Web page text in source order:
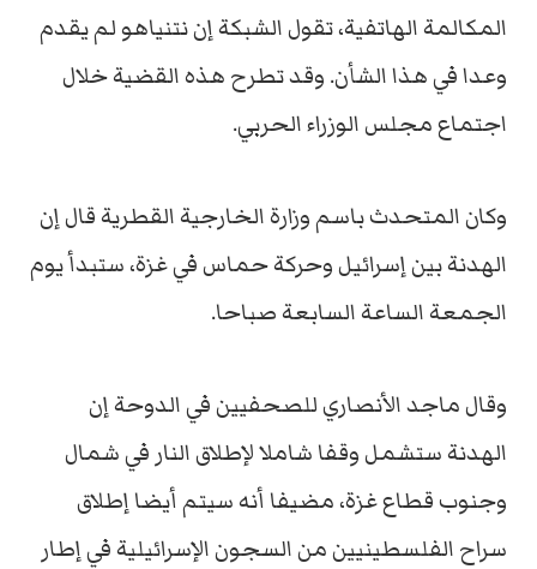
المكالمة الهاتفية، تقول الشبكة إن نتنياهو لم يقدم
وعدا في هذا الشأن. وقد تطرح هذه القضية خلال
اجتماع مجلس الوزراء الحربي.
وكان المتحدث باسم وزارة الخارجية القطرية قال إن
الهدنة بين إسرائيل وحركة حماس في غزة، ستبدأ يوم
الجمعة الساعة السابعة صباحا.
وقال ماجد الأنصاري للصحفيين في الدوحة إن
الهدنة ستشمل وقفا شاملا لإطلاق النار في شمال
وجنوب قطاع غزة، مضيفا أنه سيتم أيضا إطلاق
سراح الفلسطينيين من السجون الإسرائيلية في إطار